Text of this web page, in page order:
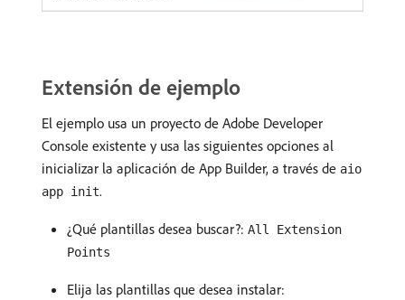
Extensión de ejemplo
El ejemplo usa un proyecto de Adobe Developer
Console existente y usa las siguientes opciones al
inicializar la aplicación de App Builder, a través de aio
app init.
¿Qué plantillas desea buscar?: All Extension
Points
Elija las plantillas que desea instalar: